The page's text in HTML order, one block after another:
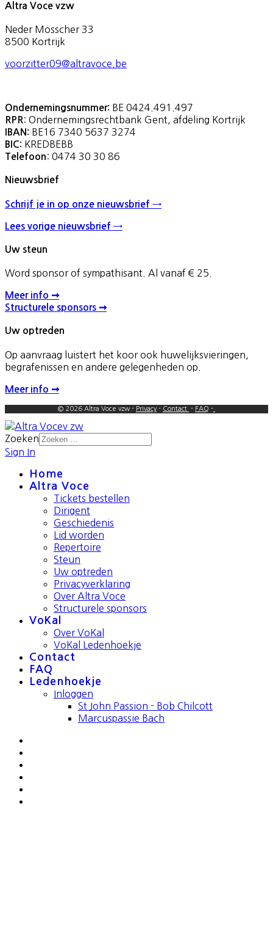
Altra Voce vzw
Neder Mosscher 33
8500 Kortrijk
voorzitter09@altravoce.be
Ondernemingsnummer: BE 0424.491.497
RPR: Ondernemingsrechtbank Gent, afdeling Kortrijk
IBAN: BE16 7340 5637 3274
BIC: KREDBEBB
Telefoon : 0474 30 30 86
Nieuwsbrief
Schrijf je in op onze nieuwsbrief →
Lees vorige nieuwsbrief →
Uw steun
Word sponsor of sympathisant. Al vanaf € 25.
Meer info ➞
Structurele sponsors ➞
Uw optreden
Op aanvraag luistert het koor ook huwelijksvieringen,
begrafenissen en andere gelegenheden op.
Meer info ➞
© 2026 Altra Voce vzw - Privacy - Contact - FAQ -
Zoeken
Sign In
Home
Altra Voce
Tickets bestellen
Dirigent
Geschiedenis
Lid worden
Repertoire
Steun
Uw optreden
Privacyverklaring
Over Altra Voce
Structurele sponsors
VoKal
Over VoKal
VoKal Ledenhoekje
Contact
FAQ
Ledenhoekje
Inloggen
St John Passion - Bob Chilcott
Marcuspassie Bach